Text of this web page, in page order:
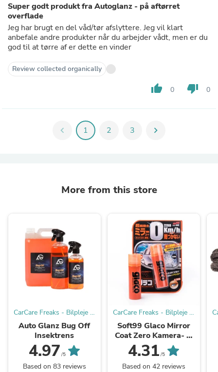
Super godt produkt fra Autoglanz - på aftørret
overflade
Jeg har brugt en del våd/tør afslyttere. Jeg vil klart
anbefale andre produkter når du arbejder vådt, men er du
god til at tørre af er dette en vinder
Review collected organically
thumb_up 0 thumb_down 0
chevron_left 1 2 3 chevron_right
More from this store
CarCare Freaks - Bilpleje &
Tilbehør til Entusiaster og
Professionelle.
Auto Glanz Bug Off
Insektrens
4.97 /5
Based on 83 reviews
CarCare Freaks - Bilpleje &
Tilbehør til Entusiaster og
Professionelle.
Soft99 Glaco Mirror
Coat Zero Kamera- &
Sidespejlforsegler
4.31 /5
Based on 42 reviews